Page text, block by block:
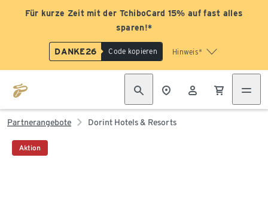
Für kurze Zeit mit der TchiboCard 15% auf fast alles
sparen!*
DANKE26 Code kopieren Hinweis*
Partnerangebote Dorint Hotels & Resorts
Aktion